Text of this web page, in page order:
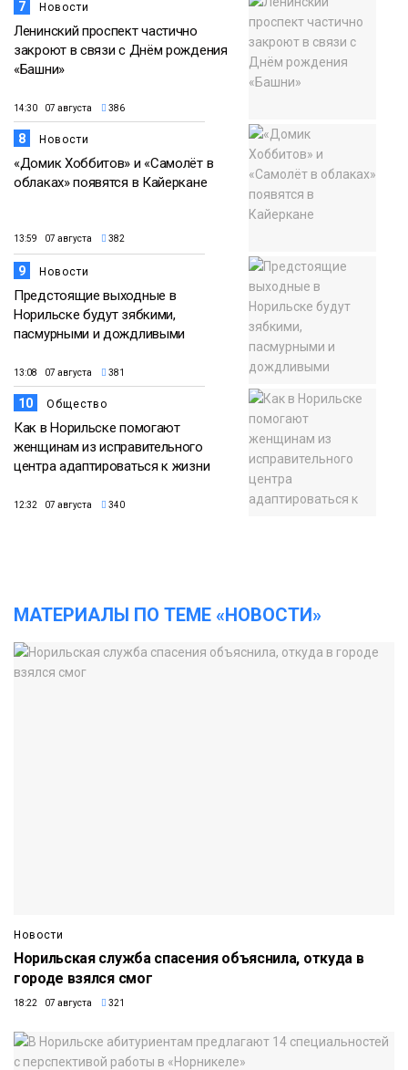
7 Новости
Ленинский проспект частично
закроют в связи с Днём рождения
«Башни»
14:30 07 августа 386
8 Новости
«Домик Хоббитов» и «Самолёт в
облаках» появятся в Кайеркане
13:59 07 августа 382
9 Новости
Предстоящие выходные в
Норильске будут зябкими,
пасмурными и дождливыми
13:08 07 августа 381
10 Общество
Как в Норильске помогают
женщинам из исправительного
центра адаптироваться к жизни
12:32 07 августа 340
МАТЕРИАЛЫ ПО ТЕМЕ «НОВОСТИ»
Новости
Норильская служба спасения объяснила, откуда в
городе взялся смог
18:22 07 августа 321